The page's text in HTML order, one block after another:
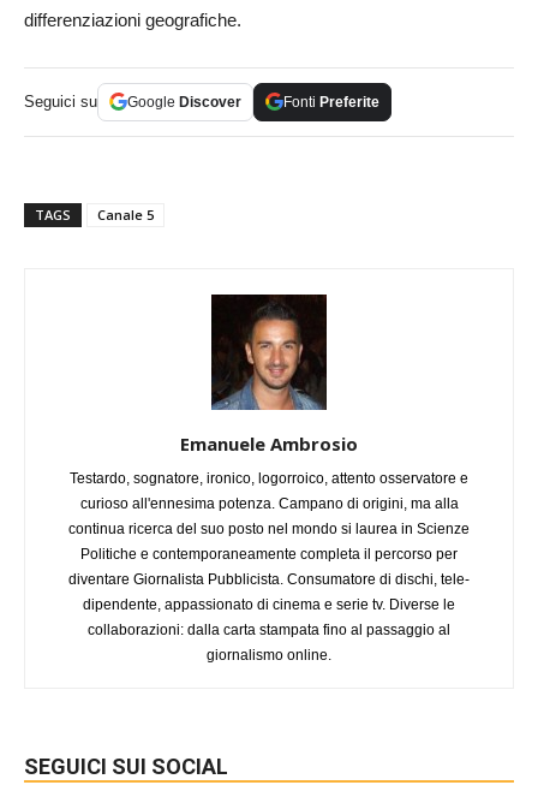
differenziazioni geografiche.
Seguici su Google Discover Fonti Preferite
TAGS Canale 5
Emanuele Ambrosio
Testardo, sognatore, ironico, logorroico, attento osservatore e
curioso all'ennesima potenza. Campano di origini, ma alla
continua ricerca del suo posto nel mondo si laurea in Scienze
Politiche e contemporaneamente completa il percorso per
diventare Giornalista Pubblicista. Consumatore di dischi, tele-
dipendente, appassionato di cinema e serie tv. Diverse le
collaborazioni: dalla carta stampata fino al passaggio al
giornalismo online.
SEGUICI SUI SOCIAL